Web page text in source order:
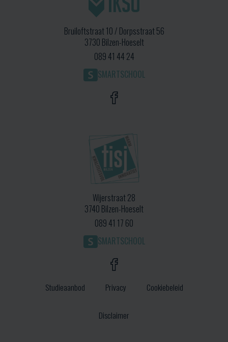
Bruiloftstraat 10 / Dorpsstraat 56
3730 Bilzen-Hoeselt
089 41 44 24
SMARTSCHOOL
Wijerstraat 28
3740 Bilzen-Hoeselt
089 41 17 60
SMARTSCHOOL
Studieaanbod Privacy Cookiebeleid
Disclaimer